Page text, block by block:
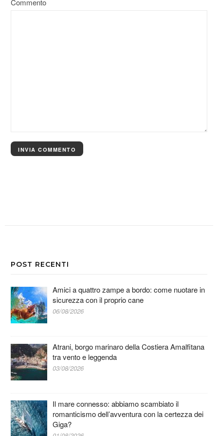
Commento
POST RECENTI
Amici a quattro zampe a bordo: come nuotare in
sicurezza con il proprio cane
06/08/2026
Atrani, borgo marinaro della Costiera Amalfitana
tra vento e leggenda
03/08/2026
Il mare connesso: abbiamo scambiato il
romanticismo dell’avventura con la certezza dei
Giga?